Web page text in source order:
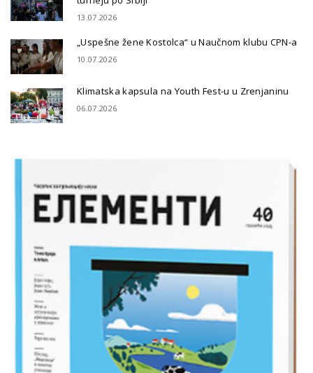
13.07.2026
„Uspešne žene Kostolca“ u Naučnom klubu CPN-a
10.07.2026
Klimatska kapsula na Youth Fest-u u Zrenjaninu
06.07.2026